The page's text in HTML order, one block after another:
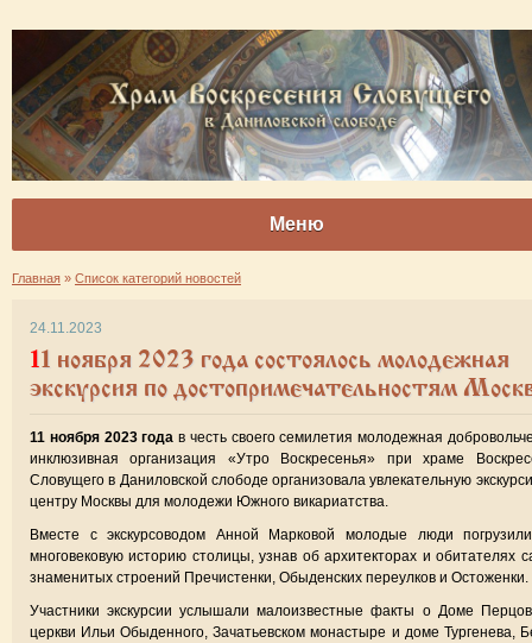
Меню
Главная » Список категорий новостей
24.11.2023
11 ноября 2023 года состоялось молодежная
экскурсия по достопримечательностям
11 ноября 2023 года в честь своего семилетия молодежная
инклюзивная организация «Утро Воскресенья» при храме
Словущего в Даниловской слободе организовала увлекательную
центру Москвы для молодежи Южного викариатства.
Вместе с экскурсоводом Анной Марковой молодые люди
многовековую историю столицы, узнав об архитекторах и обитателях
знаменитых строений Пречистенки, Обыденских переулков и Остоженки.
Участники экскурсии услышали малоизвестные факты о Доме
церкви Ильи Обыденного, Зачатьевском монастыре и доме Тургенева,